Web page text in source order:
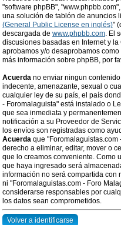
"software phpBB",
una solución de tablón de anuncios
(General Public License en inglés)"
descargada de www.phpbb.com. El
discusiones basadas en Internet y
aprobamos y/o desaprobamos
más información sobre phpBB, por
Acuerda no enviar ningun
indecente, amenazante, sexual o
cualquier ley de su país, el país
- Foromalaguista" está instalado o
que sea inmediata y
notificación a su Proveedor de
los envíos son registradas como
Acuerda que "Foromalaguistas.com
derecho a eliminar, editar, mover o
que lo creamos conveniente. Como
que haya ingresado será
información no será compartida con
ni "Foromalaguistas.com - Foro
considerarse responsables por
los datos sean comprometidos.
Volver a identificarse